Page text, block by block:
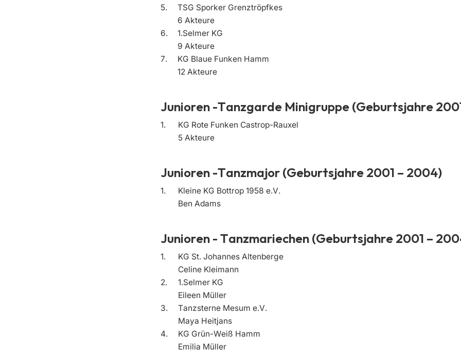
5.
TSG Sporker Grenztröpfkes
6 Akteure
6.
1.Selmer KG
9 Akteure
7.
KG Blaue Funken Hamm
12 Akteure
Junioren -Tanzgarde Minigruppe (Geburtsjahre
1.
KG Rote Funken Castrop-Rauxel
5 Akteure
Junioren -Tanzmajor (Geburtsjahre 2001 – 2004)
1.
Kleine KG Bottrop 1958 e.V.
Ben Adams
Junioren - Tanzmariechen (Geburtsjahre 2001 –
1.
KG St. Johannes Altenberge
Celine Kleimann
2.
1.Selmer KG
Eileen Müller
3.
Tanzsterne Mesum e.V.
Maya Heitjans
4.
KG Grün-Weiß Hamm
Emilia Müller